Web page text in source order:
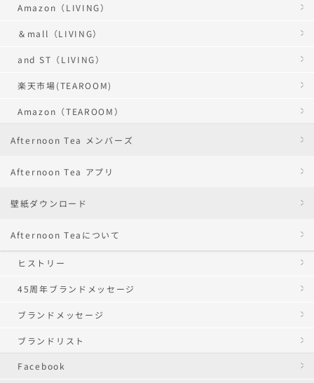
Amazon（LIVING）
＆mall（LIVING）
and ST（LIVING）
楽天市場(TEAROOM)
Amazon（TEAROOM）
Afternoon Tea メンバーズ
Afternoon Tea アプリ
壁紙ダウンロード
Afternoon Teaについて
ヒストリー
45周年ブランドメッセージ
ブランドメッセージ
ブランドリスト
Facebook